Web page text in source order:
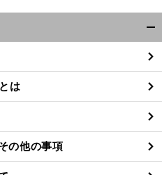
閉
る
は
の他の事項